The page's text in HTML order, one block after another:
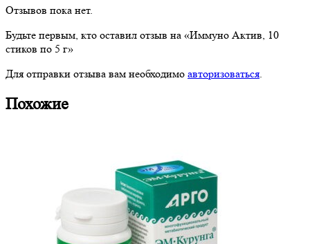
Отзывов пока нет.
Будьте первым, кто оставил отзыв на «Иммуно Актив, 10
стиков по 5 г»
Для отправки отзыва вам необходимо авторизоваться.
Похожие